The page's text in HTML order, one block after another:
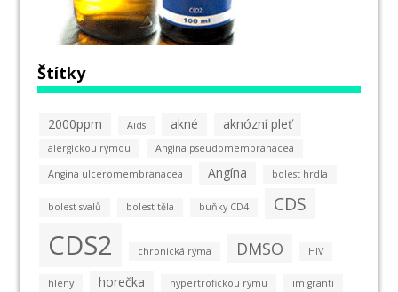
Štítky
2000ppm Aids akné aknózní pleť
alergickou rýmou Angina pseudomembranacea
Angina ulceromembranacea Angína bolest hrdla
bolest svalů bolest těla buňky CD4 CDS
CDS2 chronická rýma DMSO HIV
hleny horečka hypertrofickou rýmu
imigranti